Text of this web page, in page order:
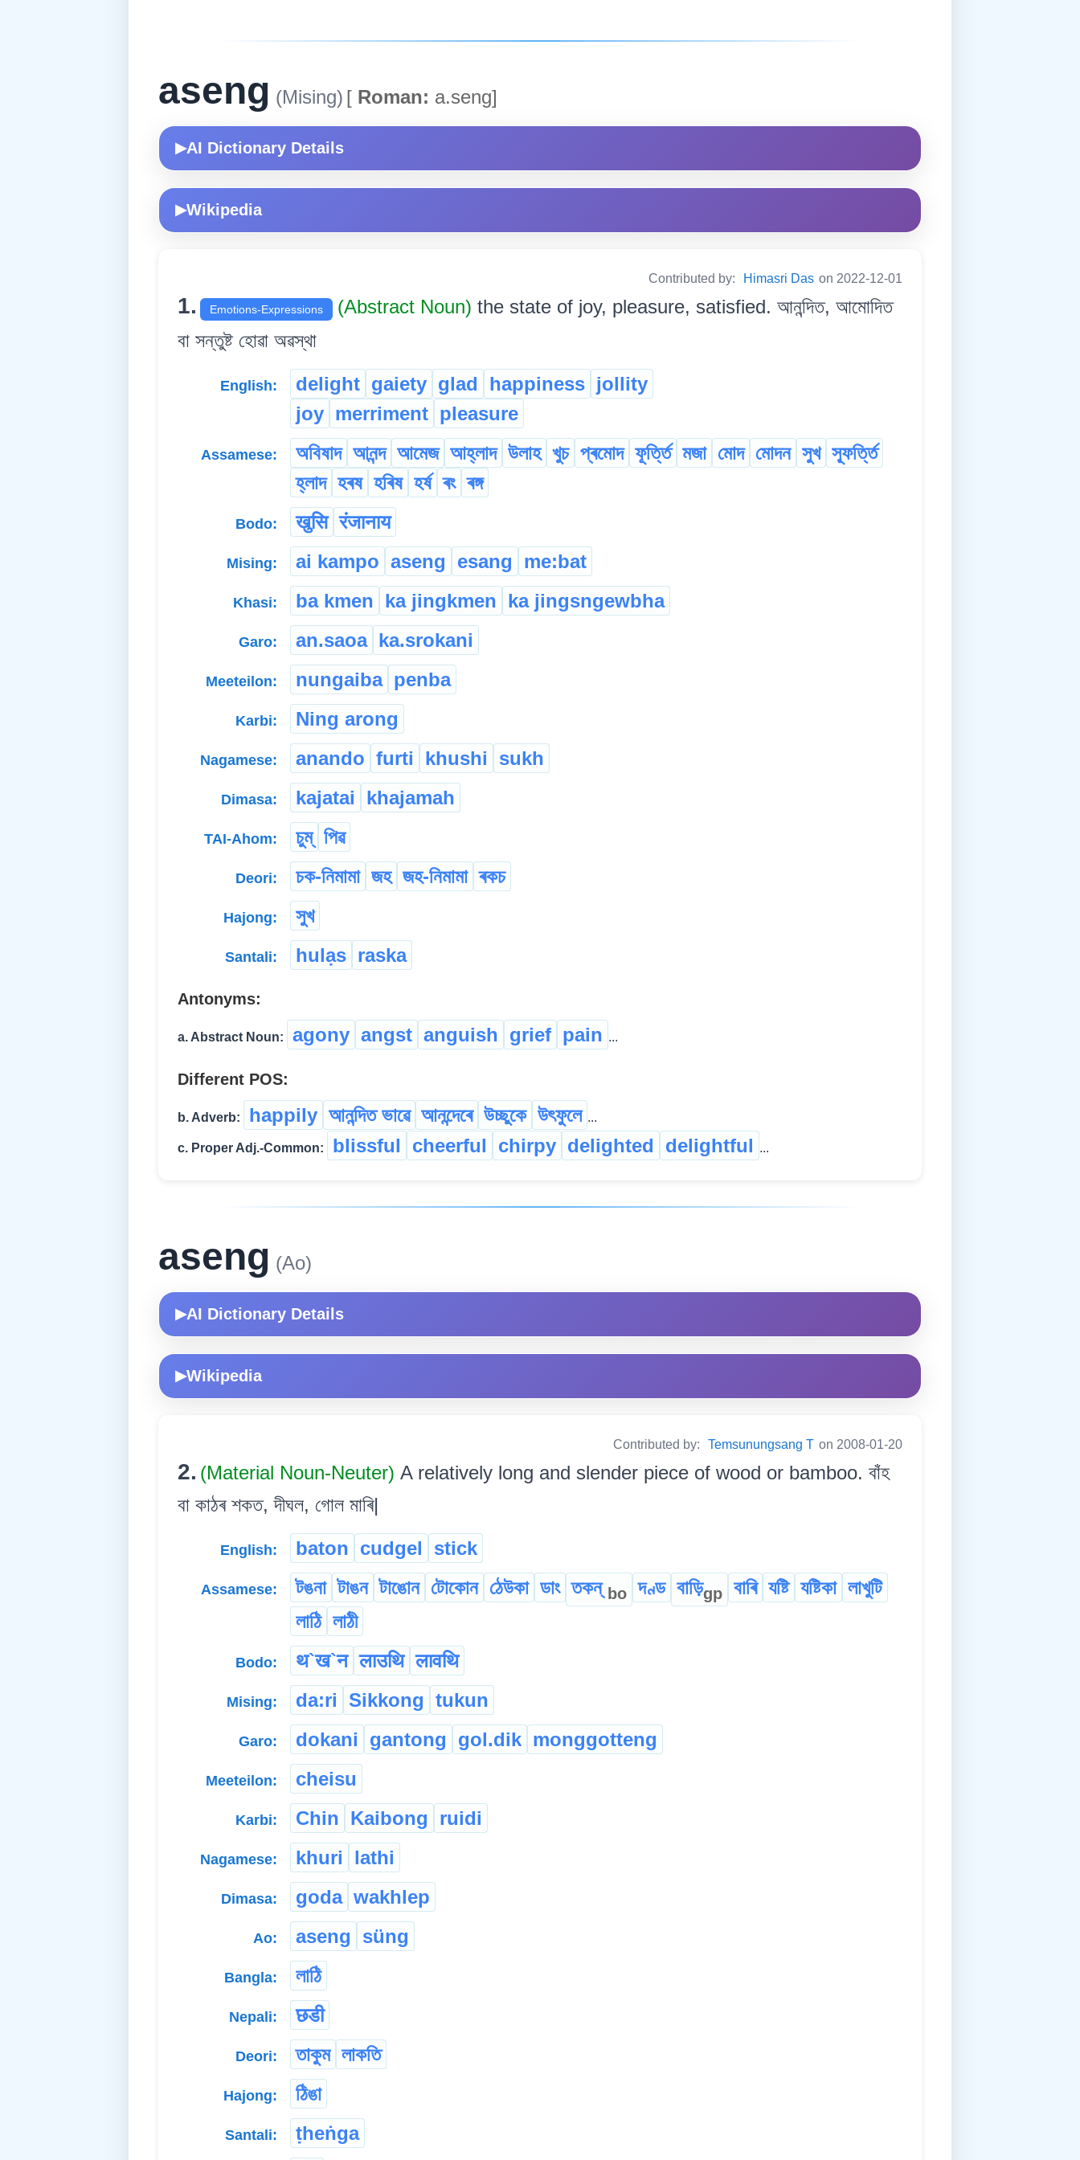
aseng (Mising) [ Roman: a.seng]
▶AI Dictionary Details
▶Wikipedia
Contributed by: Himasri Das on 2022-12-01
1. Emotions-Expressions (Abstract Noun) the state of joy, pleasure, satisfied. আনন্দিত, আমোদিত
বা সন্তুষ্ট হোৱা অৱস্থা
English: delight gaiety glad happiness jollity
joy merriment pleasure
Assamese: অবিষাদ আনন্দ আমেজ আহ্লাদ উলাহ খুচ প্ৰমোদ ফূৰ্ত্তি মজা মোদ মোদন সুখ স্ফূৰ্ত্তি
হ্লাদ হৰষ হৰিষ হৰ্ষ ৰং ৰঙ্গ
Bodo: खुसि रंजानाय
Mising: ai kampo aseng esang me:bat
Khasi: ba kmen ka jingkmen ka jingsngewbha
Garo: an.saoa ka.srokani
Meeteilon: nungaiba penba
Karbi: Ning arong
Nagamese: anando furti khushi sukh
Dimasa: kajatai khajamah
TAI-Ahom: চুম্ পিৱ
Deori: চক-নিমামা জহ জহ-নিমামা ৰকচ
Hajong: সুখ
Santali: hulạs raska
Antonyms:
a. Abstract Noun: agony angst anguish grief pain ...
Different POS:
b. Adverb: happily আনন্দিত ভাৱে আনন্দেৰে উচ্ছুকে উৎফুলে ...
c. Proper Adj.-Common: blissful cheerful chirpy delighted delightful ...
aseng (Ao)
▶AI Dictionary Details
▶Wikipedia
Contributed by: Temsunungsang T on 2008-01-20
2. (Material Noun-Neuter) A relatively long and slender piece of wood or bamboo. বাঁহ
বা কাঠৰ শকত, দীঘল, গোল মাৰি|
English: baton cudgel stick
Assamese: টঙনা টাঙন টাঙোন টোকোন ঠেউকা ডাং তকন্ bo দণ্ড বাড়িgp বাৰি যষ্টি যষ্টিকা লাখুটি
লাঠি লাঠী
Bodo: थ`ख`न लाउथि लावथि
Mising: da:ri Sikkong tukun
Garo: dokani gantong gol.dik monggotteng
Meeteilon: cheisu
Karbi: Chin Kaibong ruidi
Nagamese: khuri lathi
Dimasa: goda wakhlep
Ao: aseng süng
Bangla: লাঠি
Nepali: छडी
Deori: তাকুম লাকতি
Hajong: ঠিঙা
Santali: ṭheṅga